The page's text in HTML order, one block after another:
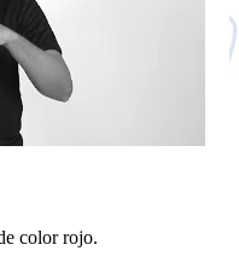
color rojo.